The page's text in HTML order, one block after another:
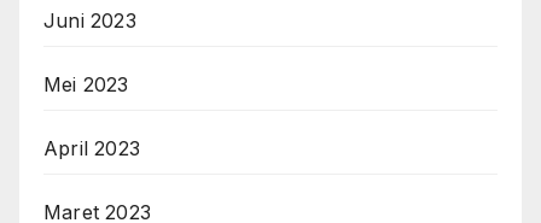
Juni 2023
Mei 2023
April 2023
Maret 2023